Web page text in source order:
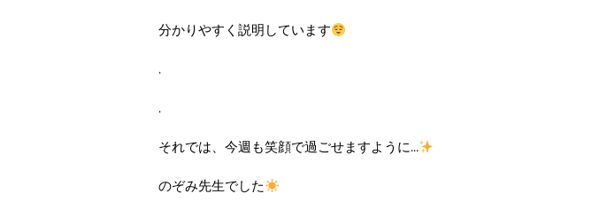
分かりやすく説明しています
.
.
それでは、今週も笑顔で過ごせますように…
のぞみ先生でした